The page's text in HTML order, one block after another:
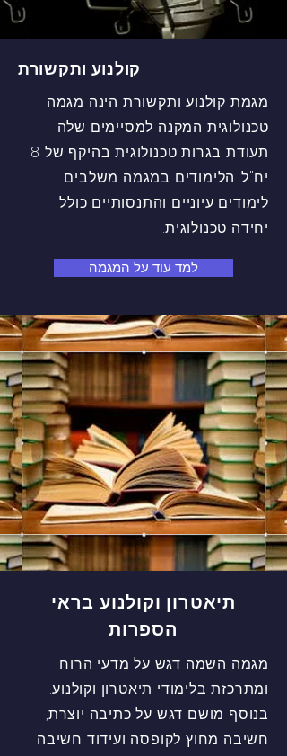
קולנוע ותקשורת
מגמת קולנוע ותקשורת הינה מגמה
טכנולוגית המקנה למסיימים שלה
תעודת בגרות טכנולוגית בהיקף של 8
יח"ל. הלימודים במגמה משלבים
לימודים עיוניים והתנסותיים כולל
יחידה טכנולוגית.
למד עוד על המגמה
תיאטרון וקולנוע בראי
הספרות
מגמה השמה דגש על מדעי הרוח
ומתרכזת בלימודי תיאטרון וקולנוע.
בנוסף מושם דגש על כתיבה יוצרת,
חשיבה מחוץ לקופסה ועידוד חשיבה